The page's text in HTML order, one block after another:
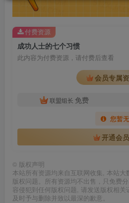
成功人士的七个习惯
此内容为付费资源，请付费后查看
会员专属
联盟组长 免费
您暂
开通会员
付费资源
© 版权声明
本站所有资源均来自互联网收集, 本站
版权问题。所有资源均不出售，只免费
容侵犯到任何版权问题, 请发送版权相
及时予与删除并致以最深的歉意。